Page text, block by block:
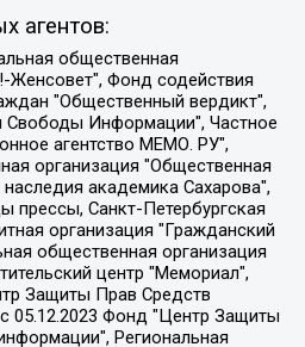
агентов:
в Нидерландах (дата регистрации 11.07.2018), Захаров Андрей Вячеславович, Клепиковская Екатерина Дмитриевна, Общество с ограниченной ответственностью "МЕМО", Перл Роман Александрович, Симонов Евгений Алексеевич, Соловьева Елена Анатольевна, Сотников Даниил Владимирович, Сурначева Елизавета Дмитриевна, Автономная некоммерческая организация по защите прав человека и информированию населения "Якутия – Наше Мнение", Общество с ограниченной ответственностью "Москоу диджитал медиа", с 26.01.2023 Общество с ограниченной ответственностью "Чайка Белые сады", Ветошкина Валерия Валерьевна, Заговора Максим Александрович, Межрегиональное общественное движение "Российская ЛГБТ - сеть", Оленичев Максим Владимирович, Павлов Иван Юрьевич, Скворцова Елена Сергеевна, Общество с ограниченной ответственностью "Как бы инагент", Кочетков Игорь Викторович, Общество с ограниченной ответственностью "Честные выборы", Еланчик Олег Александрович, Общество с ограниченной ответственностью "Нобелевский призыв", Гималова Регина Эмилевна, Григорьев Андрей Валерьевич, Григорьева Алина Александровна, Ассоциация по содействию защите прав призывников, альтернативнослужащих и военнослужащих "Правозащитная группа "Гражданин.Армия.Право", Хисамова Регина Фаритовна, Автономная некоммерческая организация по реализации социально-правовых программ "Лилит", Дальневосточное общественное движение "Маяк", Санкт-Петербургская ЛГБТ-инициативная группа "Выход", Инициативная группа ЛГБТ+ "Реверс", Алексеев Андрей Викторович, Бекбулатова Таисия Львовна, Беляев Иван Михайлович, Владыкина Елена Сергеевна, Гельман Марат Александрович, Никульшина Вероника Юрьевна, Толоконникова Надежда Андреевна, Шендерович Виктор Анатольевич, Общество с ограниченной ответственностью "Данное сообщение", Общество с ограниченной ответственностью Издательский дом "Новая глава", Айнбиндер Александра Александровна, Московский комьюнити-центр для ЛГБТ+инициатив, Благотворительный фонд развития филантропии, Deutsche Welle (Германия, Kurt-Schumacher-Strasse 3, 53113 Bonn), Борзунова Мария Михайловна, Воробьев Виктор Викторович, Голубева Анна Львовна, Константинова Алла Михайловна, Малкова Ирина Владимировна, Мурадов Мурад Абдулгалимович, Осетинская Елизавета Николаевна, Понасенков Евгений Николаевич, Ганапольский Матвей Юрьевич, Киселев Евгений Алексеевич, Борухович Ирина Григорьевна, Дремин Иван Тимофеевич, Дубровский Дмитрий Викторович, Красноярская региональная общественная организация поддержки и развития альтернативных образовательных технологий и межкультурных коммуникаций "ИНТЕРРА", Маяковская Екатерина Алексеевна, Фейгин Марк Захарович, Филимонов Андрей Викторович, Дзугкоева Регина Николаевна, Доброхотов Роман Александрович, Дудь Юрий Александрович, Елкин Сергей Владимирович, Кругликов Кирилл Игоревич, Сабунаева Мария Леонидовна, Семенов Алексей Владимирович, Шаинян Карен Багратович, Шульман Екатерина Михайловна, Асафьев Артур Валерьевич, Вахштайн Виктор Семенович, Венедиктов Алексей Алексеевич, Лушникова Екатерина Евгеньевна, Волков Леонид Михайлович, Невзоров Александр Глебович, Пархоменко Сергей Борисович, Сироткин Ярослав Николаевич, Кара-Мурза Владимир Владимирович, Баранова Наталья Владимировна, Гозман Леонид Яковлевич, Кагарлицкий Борис Юльевич, Климарев Михаил Валерьевич, Милов Владимир Станиславович, Автономная некоммерческая организация Краснодарский центр современного искусства "Типография", Моргенштерн Алишер Тагирович, Соболь Любовь Эдуардовна, Общество с ограниченной ответственностью "ЛИЗА НОРМ", Каспаров Гарри Кимович, Ходорковский Михаил Борисович, Общество с ограниченной ответственностью "Апрельские тезисы", Данилович Ирина Брониславовна, Кашин Олег Владимирович, Петров Николай Владимирович, Пивоваров Алексей Владимирович, Соколов Михаил Владимирович, Цветкова Юлия Владимировна, Чичваркин Евгений Александрович, Комитет против пыток/Команда против пыток, Общество с ограниченной ответственностью "Первый научный", Общество с ограниченной ответственностью "Вертолет и ко", Белоцерковская Вероника Борисовна, Кац Максим Евгеньевич, Лазарева Татьяна Юрьевна, Шаведдинов Руслан Табризович, Яшин Илья Валерьевич, Общество с ограниченной ответственностью "Иноагент ААВ", Алешковский Дмитрий Петрович, Альбац Евгения Марковна, Быков Дмитрий Львович, Галямина Юлия Евгеньевна, Лойко Сергей Леонидович, Мартынов Кирилл Константинович, Медведев Сергей Александрович, Крашенинников Федор Геннадиевич, Гордеева Катерина Вл